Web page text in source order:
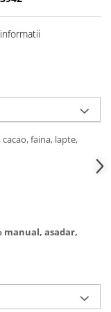
faina, lapte,
manual, asadar,